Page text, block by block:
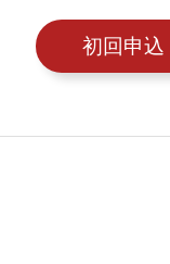
初回申込